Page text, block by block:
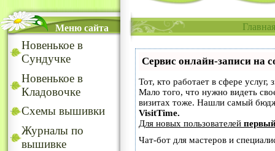
Меню сайта
Новенькое в
Сундучке
Новенькое в
Кладовочке
Схемы вышивки
Журналы по
вышивке
Главная
Сервис онлайн-записи на
Тот, кто работает в сфере услуг,
Мало того, что нужно видеть
визитах тоже. Нашли самый
VisitTime.
Для новых пользователей
Чат-бот для мастеров и